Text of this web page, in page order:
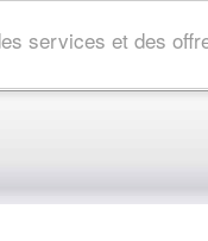
services et des